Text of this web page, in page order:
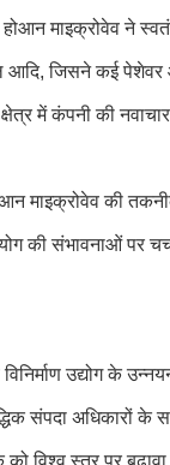
माइक्रोवेव ने
आदि, जिसने कई पेशेवर
में कंपनी की
माइक्रोवेव की
की संभावनाओं पर
विनिर्माण उद्योग के
संपदा अधिकारों के
विश्व स्तर पर